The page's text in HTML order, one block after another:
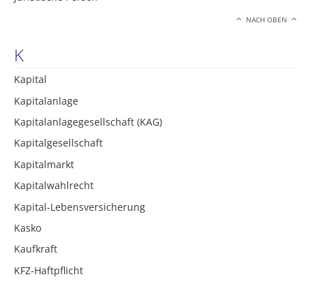
NACH OBEN
K
Kapital
Kapitalanlage
Kapitalanlagegesellschaft (KAG)
Kapitalgesellschaft
Kapitalmarkt
Kapitalwahlrecht
Kapital-Lebensversicherung
Kasko
Kaufkraft
KFZ-Haftpflicht